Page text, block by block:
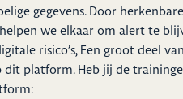
gegevens. Door herkenbare
we elkaar om alert te
risico’s, Een groot deel
dit platform. Heb jij de